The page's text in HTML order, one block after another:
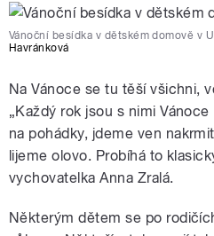
Vánoční besídka v dětském domově v
Havránková
Na Vánoce se tu těší všichni,
„Každý rok jsou s nimi
na pohádky, jdeme ven
lijeme olovo. Probíhá to
vychovatelka Anna Zralá.
Některým dětem se po